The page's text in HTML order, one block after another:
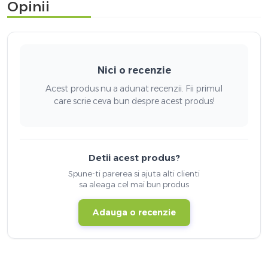
Opinii
Nici o recenzie
Acest produs nu a adunat recenzii. Fii primul
care scrie ceva bun despre acest produs!
Detii acest produs?
Spune-ti parerea si ajuta alti clienti
sa aleaga cel mai bun produs
Adauga o recenzie